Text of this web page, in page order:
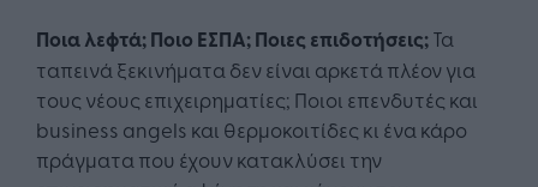
Ποια λεφτά; Ποιο ΕΣΠΑ; Ποιες επιδοτήσεις;Τα
ταπεινά ξεκινήματα δεν είναι αρκετά πλέον για
τους νέους επιχειρηματίες; Ποιοι επενδυτές και
business angels και θερμοκοιτίδες κι ένα κάρο
πράγματα που έχουν κατακλύσει την